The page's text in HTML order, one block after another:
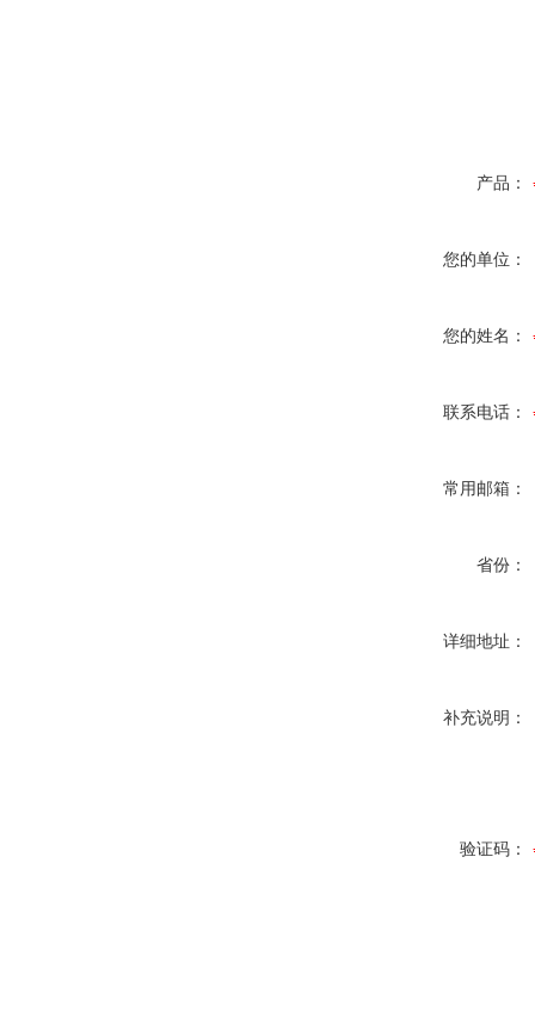
产品：
您的单位：
您的姓名：
联系电话：
常用邮箱：
省份：
详细地址：
补充说明：
验证码：